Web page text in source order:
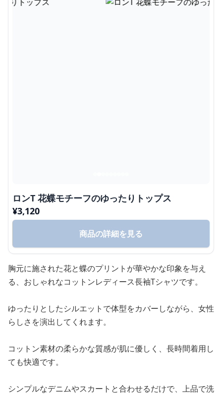
ロンT 花蝶モチーフのゆったりトップス
¥3,120
商品の詳細を見る
胸元に施された花と蝶のプリントが華やかな印象を与え
る、おしゃれなコットンレディース長袖Tシャツです。
ゆったりとしたシルエットで体型をカバーしながら、女性
らしさを演出してくれます。
コットン素材の柔らかな質感が肌に優しく、長時間着用し
ても快適です。
シンプルなデニムやスカートと合わせるだけで、上品で洗